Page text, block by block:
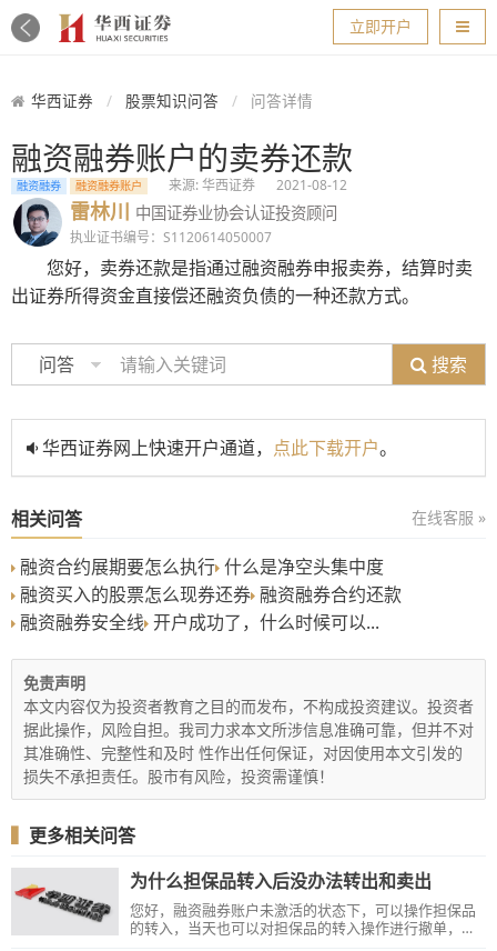
导航
立即开户
华西证券 股票知识问答 问答详情
融资融券账户的卖券还款
融资融券 融资融券账户 来源: 华西证券 2021-08-12
雷林川 中国证券业协会认证投资顾问
执业证书编号：S1120614050007
您好，卖券还款是指通过融资融券申报卖券，结算时卖
出证券所得资金直接偿还融资负债的一种还款方式。
问答 搜索
华西证券网上快速开户通道， 点此下载开户。
相关问答 在线客服 »
融资合约展期要怎么执行 什么是净空头集中度
融资买入的股票怎么现券还券 融资融券合约还款
融资融券安全线 开户成功了，什么时候可以...
免责声明
本文内容仅为投资者教育之目的而发布，不构成投资建议。投资者
据此操作，风险自担。我司力求本文所涉信息准确可靠，但并不对
其准确性、完整性和及时 性作出任何保证，对因使用本文引发的
损失不承担责任。股市有风险，投资需谨慎！
▍ 更多相关问答
为什么担保品转入后没办法转出和卖出
您好，融资融券账户未激活的状态下，可以操作担保品
的转入，当天也可以对担保品的转入操作进行撤单，但